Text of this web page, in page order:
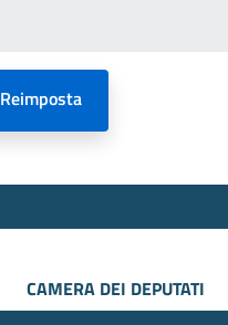
Reimposta
CAMERA DEI DEPUTATI